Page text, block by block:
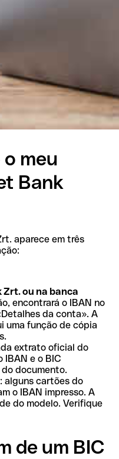
meu
Bank
aparece em três
Zrt. ou na banca
encontrará o IBAN no
da conta». A
uma função de cópia
extrato oficial do
IBAN e o BIC
documento.
: alguns cartões do
o IBAN impresso. A
do modelo. Verifique
de um BIC